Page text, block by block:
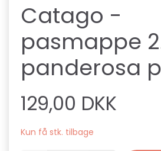
Catago -
pasmappe
panderosa
129,00 DKK
Kun få stk. tilbage